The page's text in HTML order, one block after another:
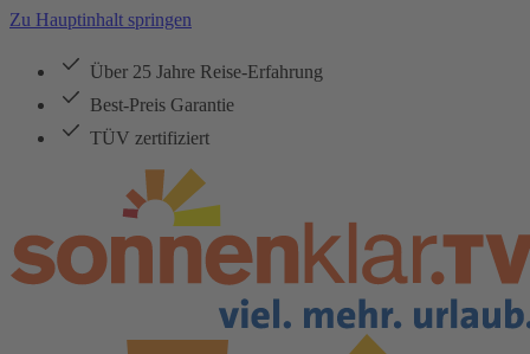
Zu Hauptinhalt springen
Über 25 Jahre Reise-Erfahrung
Best-Preis Garantie
TÜV zertifiziert